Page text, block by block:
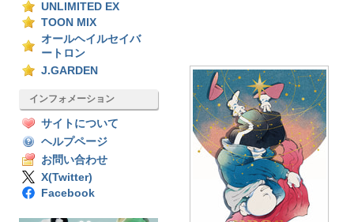
UNLIMITED EX
TOON MIX
オールヘイルセイバ
ートロン
J.GARDEN
インフォメーション
サイトについて
ヘルプページ
お問い合わせ
X(Twitter)
Facebook